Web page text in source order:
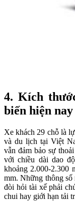
4. Kích
biến hiện nay
Xe khách 29 chỗ là
và du lịch tại Việt
vẫn đảm bảo sự
với chiều dài dao
khoảng 2.000-2.300
mm. Những thông
đòi hỏi tài xế phải
chui hay giới hạn tải